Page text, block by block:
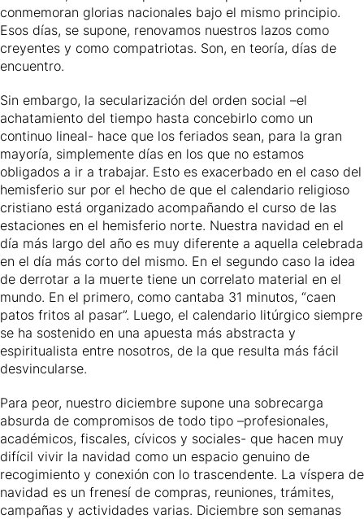
conmemoran glorias nacionales bajo el mismo principio.
Esos días, se supone, renovamos nuestros lazos como
creyentes y como compatriotas. Son, en teoría, días de
encuentro.
Sin embargo, la secularización del orden social –el
achatamiento del tiempo hasta concebirlo como un
continuo lineal- hace que los feriados sean, para la gran
mayoría, simplemente días en los que no estamos
obligados a ir a trabajar. Esto es exacerbado en el caso del
hemisferio sur por el hecho de que el calendario religioso
cristiano está organizado acompañando el curso de las
estaciones en el hemisferio norte. Nuestra navidad en el
día más largo del año es muy diferente a aquella celebrada
en el día más corto del mismo. En el segundo caso la idea
de derrotar a la muerte tiene un correlato material en el
mundo. En el primero, como cantaba 31 minutos, “caen
patos fritos al pasar”. Luego, el calendario litúrgico siempre
se ha sostenido en una apuesta más abstracta y
espiritualista entre nosotros, de la que resulta más fácil
desvincularse.
Para peor, nuestro diciembre supone una sobrecarga
absurda de compromisos de todo tipo –profesionales,
académicos, fiscales, cívicos y sociales- que hacen muy
difícil vivir la navidad como un espacio genuino de
recogimiento y conexión con lo trascendente. La víspera de
navidad es un frenesí de compras, reuniones, trámites,
campañas y actividades varias. Diciembre son semanas